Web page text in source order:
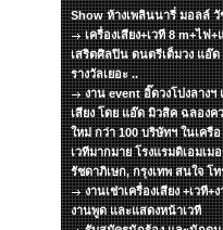
Show ห้างเพลินนารี่ มอลล์
เครื่องเสียง+เวที 8 m+ไ
เสริตศิลปิน ดนตรีเต็มวง แอ๊
รางวัลเยอะ ..
งาน event อิ๊ดวงโปงลาง
เสียง โดย แอ๊ด มิวสิค ฉลองค
ใหม่ กว่า 100 บริษัทฯ ในเครื
เวทีมากมาย โรงแรมดิเอมเ
รัชดาภิเษก, กรุงเทพ สนใจ โท
งานเช่าเครื่องเสียง +เวที
งานพูด และแสดงหน้าเวที